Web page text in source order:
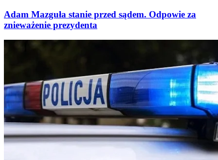
Adam Mazguła stanie przed sądem. Odpowie za
znieważenie prezydenta